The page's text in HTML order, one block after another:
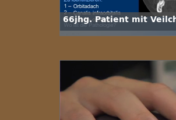
66jhg. Patient mit